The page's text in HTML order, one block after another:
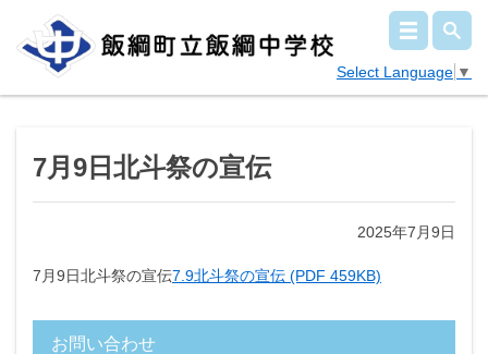
Select Language ▼
7月9日北斗祭の宣伝
2025年7月9日
7月9日北斗祭の宣伝7.9北斗祭の宣伝 (PDF 459KB)
お問い合わせ